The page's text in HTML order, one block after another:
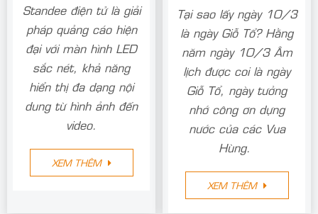
Standee điện tử là giải
pháp quảng cáo hiện
đại với màn hình LED
sắc nét, khả năng
hiển thị đa dạng nội
dung từ hình ảnh đến
video.
XEM THÊM
Tại sao lấy ngày 10/3
là ngày Giỗ Tổ? Hằng
năm ngày 10/3 Âm
lịch được coi là ngày
Giỗ Tổ, ngày tưởng
nhớ công ơn dựng
nước của các Vua
Hùng.
XEM THÊM